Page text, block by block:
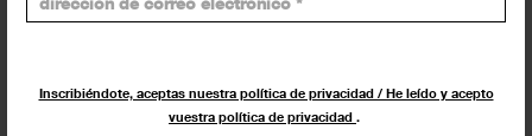
Inscribiéndote, aceptas nuestra política de privacidad / He leído y acepto
vuestra política de privacidad .